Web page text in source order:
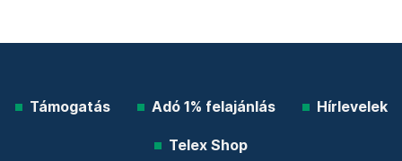
Támogatás Adó 1% felajánlás Hírlevelek
Telex Shop